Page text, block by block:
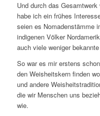
Und durch das
habe ich ein frühes
seien es Nomadenstämme
indigenen Völker
auch viele weniger
So war es mir erstens
den Weisheitskern finden
und andere
die wir Menschen uns
wie.